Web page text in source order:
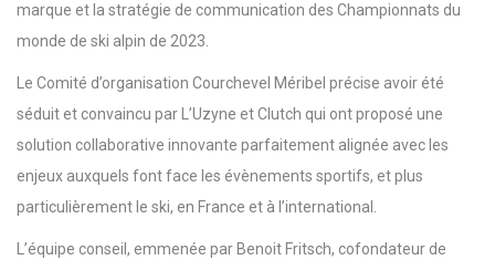
marque et la stratégie de communication des Championnats du
monde de ski alpin de 2023.
Le Comité d’organisation Courchevel Méribel précise avoir été
séduit et convaincu par L’Uzyne et Clutch qui ont proposé une
solution collaborative innovante parfaitement alignée avec les
enjeux auxquels font face les évènements sportifs, et plus
particulièrement le ski, en France et à l’international.
L’équipe conseil, emmenée par Benoit Fritsch, cofondateur de